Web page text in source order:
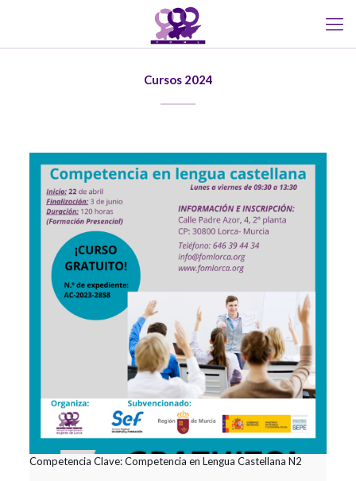
Cursos 2024
Competencia Clave: Competencia en Lengua Castellana N2